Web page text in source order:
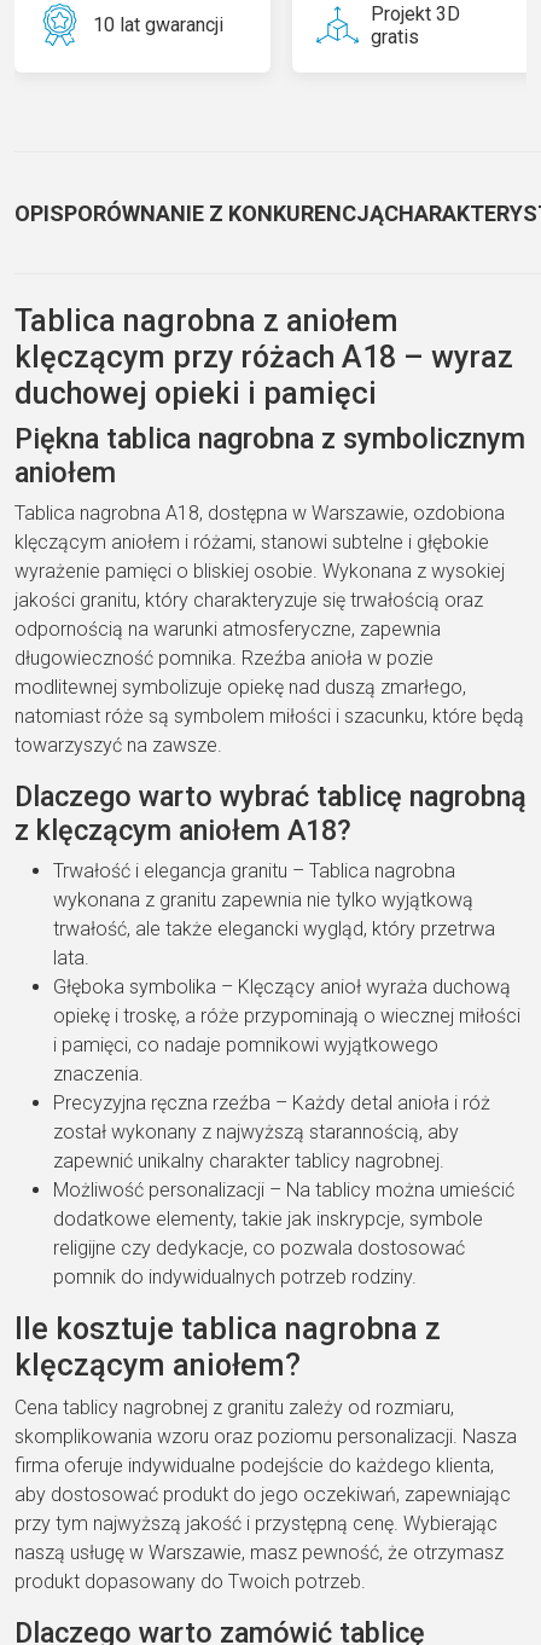
10 lat gwarancji
Projekt 3D
gratis
OPISPORÓWNANIE Z KONKURENCJĄ
Tablica nagrobna z aniołem
klęczącym przy różach A18 – wyraz
duchowej opieki i pamięci
Piękna tablica nagrobna z symbolicznym
aniołem
Tablica nagrobna A18, dostępna w Warszawie, ozdobiona
klęczącym aniołem i różami, stanowi subtelne i głębokie
wyrażenie pamięci o bliskiej osobie. Wykonana z wysokiej
jakości granitu, który charakteryzuje się trwałością oraz
odpornością na warunki atmosferyczne, zapewnia
długowieczność pomnika. Rzeźba anioła w pozie
modlitewnej symbolizuje opiekę nad duszą zmarłego,
natomiast róże są symbolem miłości i szacunku, które będą
towarzyszyć na zawsze.
Dlaczego warto wybrać tablicę nagrobną
z klęczącym aniołem A18?
Trwałość i elegancja granitu – Tablica nagrobna
wykonana z granitu zapewnia nie tylko wyjątkową
trwałość, ale także elegancki wygląd, który przetrwa
lata.
Głęboka symbolika – Klęczący anioł wyraża duchową
opiekę i troskę, a róże przypominają o wiecznej miłości
i pamięci, co nadaje pomnikowi wyjątkowego
znaczenia.
Precyzyjna ręczna rzeźba – Każdy detal anioła i róż
został wykonany z najwyższą starannością, aby
zapewnić unikalny charakter tablicy nagrobnej.
Możliwość personalizacji – Na tablicy można umieścić
dodatkowe elementy, takie jak inskrypcje, symbole
religijne czy dedykacje, co pozwala dostosować
pomnik do indywidualnych potrzeb rodziny.
Ile kosztuje tablica nagrobna z
klęczącym aniołem?
Cena tablicy nagrobnej z granitu zależy od rozmiaru,
skomplikowania wzoru oraz poziomu personalizacji. Nasza
firma oferuje indywidualne podejście do każdego klienta,
aby dostosować produkt do jego oczekiwań, zapewniając
przy tym najwyższą jakość i przystępną cenę. Wybierając
naszą usługę w Warszawie, masz pewność, że otrzymasz
produkt dopasowany do Twoich potrzeb.
Dlaczego warto zamówić tablicę